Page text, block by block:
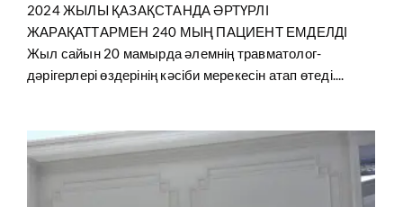
2024 ЖЫЛЫ ҚАЗАҚСТАНДА ӘРТҮРЛІ
ЖАРАҚАТТАРМЕН 240 МЫҢ ПАЦИЕНТ ЕМДЕЛДІ
Жыл сайын 20 мамырда әлемнің травматолог-
дәрігерлері өздерінің кәсіби мерекесін атап өтеді....